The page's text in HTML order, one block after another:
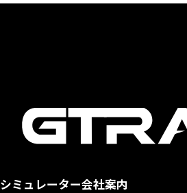
シミュレーター会社案内